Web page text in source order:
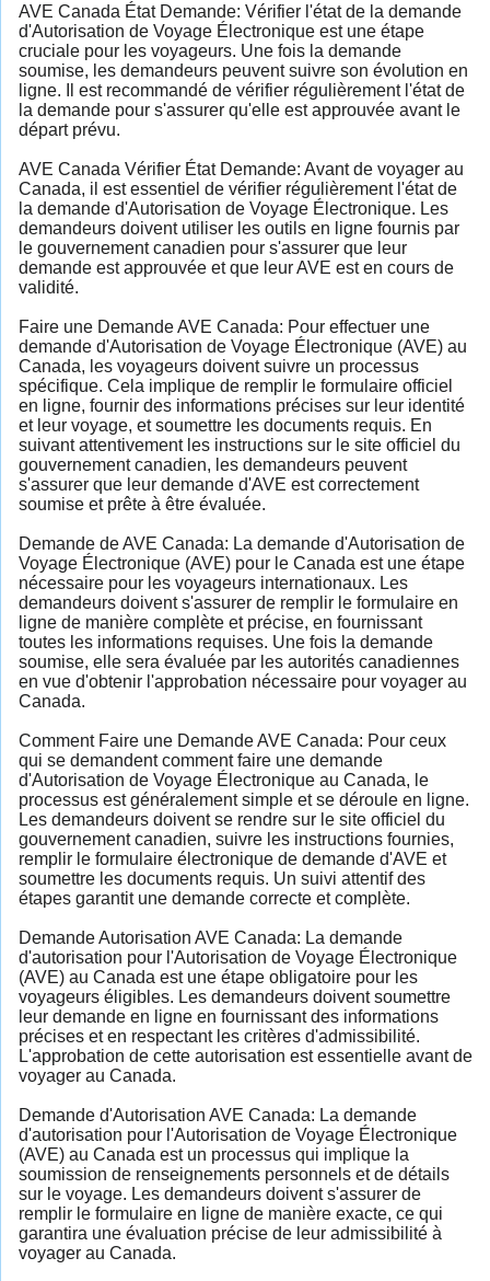
AVE Canada État Demande: Vérifier l'état de la demande
d'Autorisation de Voyage Électronique est une étape
cruciale pour les voyageurs. Une fois la demande
soumise, les demandeurs peuvent suivre son évolution en
ligne. Il est recommandé de vérifier régulièrement l'état de
la demande pour s'assurer qu'elle est approuvée avant le
départ prévu.
AVE Canada Vérifier État Demande: Avant de voyager au
Canada, il est essentiel de vérifier régulièrement l'état de
la demande d'Autorisation de Voyage Électronique. Les
demandeurs doivent utiliser les outils en ligne fournis par
le gouvernement canadien pour s'assurer que leur
demande est approuvée et que leur AVE est en cours de
validité.
Faire une Demande AVE Canada: Pour effectuer une
demande d'Autorisation de Voyage Électronique (AVE) au
Canada, les voyageurs doivent suivre un processus
spécifique. Cela implique de remplir le formulaire officiel
en ligne, fournir des informations précises sur leur identité
et leur voyage, et soumettre les documents requis. En
suivant attentivement les instructions sur le site officiel du
gouvernement canadien, les demandeurs peuvent
s'assurer que leur demande d'AVE est correctement
soumise et prête à être évaluée.
Demande de AVE Canada: La demande d'Autorisation de
Voyage Électronique (AVE) pour le Canada est une étape
nécessaire pour les voyageurs internationaux. Les
demandeurs doivent s'assurer de remplir le formulaire en
ligne de manière complète et précise, en fournissant
toutes les informations requises. Une fois la demande
soumise, elle sera évaluée par les autorités canadiennes
en vue d'obtenir l'approbation nécessaire pour voyager au
Canada.
Comment Faire une Demande AVE Canada: Pour ceux
qui se demandent comment faire une demande
d'Autorisation de Voyage Électronique au Canada, le
processus est généralement simple et se déroule en ligne.
Les demandeurs doivent se rendre sur le site officiel du
gouvernement canadien, suivre les instructions fournies,
remplir le formulaire électronique de demande d'AVE et
soumettre les documents requis. Un suivi attentif des
étapes garantit une demande correcte et complète.
Demande Autorisation AVE Canada: La demande
d'autorisation pour l'Autorisation de Voyage Électronique
(AVE) au Canada est une étape obligatoire pour les
voyageurs éligibles. Les demandeurs doivent soumettre
leur demande en ligne en fournissant des informations
précises et en respectant les critères d'admissibilité.
L'approbation de cette autorisation est essentielle avant de
voyager au Canada.
Demande d'Autorisation AVE Canada: La demande
d'autorisation pour l'Autorisation de Voyage Électronique
(AVE) au Canada est un processus qui implique la
soumission de renseignements personnels et de détails
sur le voyage. Les demandeurs doivent s'assurer de
remplir le formulaire en ligne de manière exacte, ce qui
garantira une évaluation précise de leur admissibilité à
voyager au Canada.